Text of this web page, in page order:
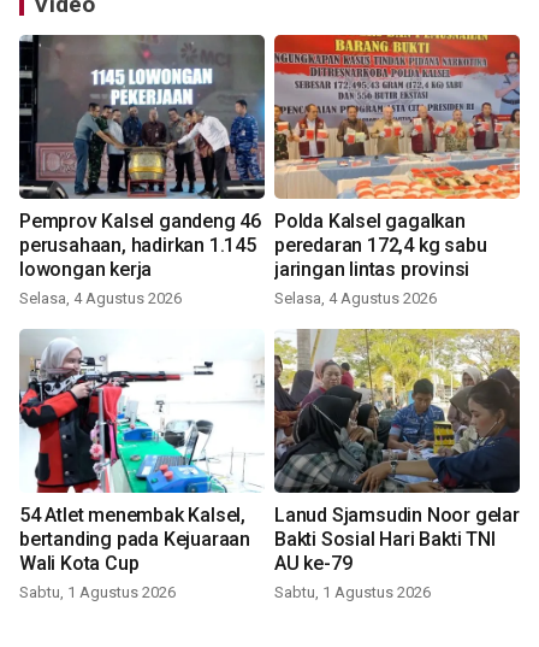
Pemprov Kalsel gandeng 46
perusahaan, hadirkan 1.145
lowongan kerja
Selasa, 4 Agustus 2026
Polda Kalsel gagalkan
peredaran 172,4 kg sabu
jaringan lintas provinsi
Selasa, 4 Agustus 2026
54 Atlet menembak Kalsel,
bertanding pada Kejuaraan
Wali Kota Cup
Sabtu, 1 Agustus 2026
Lanud Sjamsudin Noor gelar
Bakti Sosial Hari Bakti TNI
AU ke-79
Sabtu, 1 Agustus 2026